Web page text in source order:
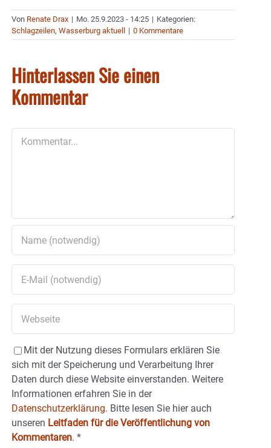
Von Renate Drax | Mo. 25.9.2023 - 14:25 | Kategorien:
Schlagzeilen, Wasserburg aktuell | 0 Kommentare
Hinterlassen Sie einen
Kommentar
Mit der Nutzung dieses Formulars erklären Sie
sich mit der Speicherung und Verarbeitung Ihrer
Daten durch diese Website einverstanden. Weitere
Informationen erfahren Sie in der
Datenschutzerklärung. Bitte lesen Sie hier auch
unseren Leitfaden für die Veröffentlichung von
Kommentaren. *